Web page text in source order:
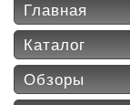
Главная
Каталог
Обзоры